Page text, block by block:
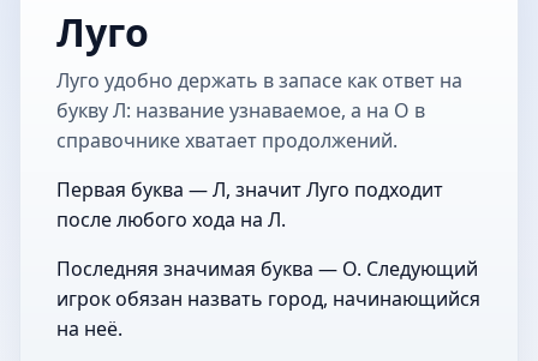
Луго
Луго удобно держать в запасе как ответ на
букву Л: название узнаваемое, а на О в
справочнике хватает продолжений.
Первая буква — Л, значит Луго подходит
после любого хода на Л.
Последняя значимая буква — О. Следующий
игрок обязан назвать город, начинающийся
на неё.